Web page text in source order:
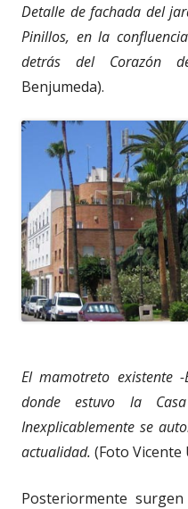
Detalle de fachada del
Pinillos, en la
detrás del Corazón
Benjumeda).
El mamotreto existente
donde estuvo la
Inexplicablemente se
actualidad. (Foto
Posteriormente